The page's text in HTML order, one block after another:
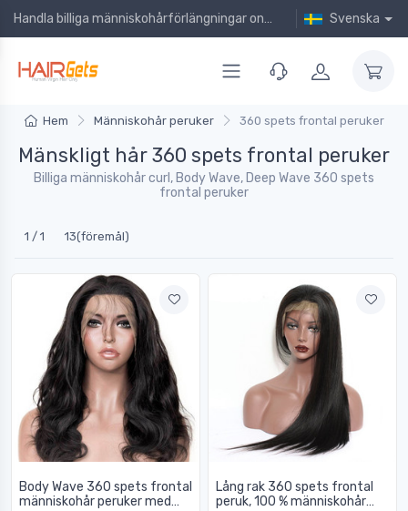
Handla billiga människohårförlängningar online! Svenska
Hem Människohår peruker 360 spets frontal peruker
Mänskligt hår 360 spets frontal peruker
Billiga människohår curl, Body Wave, Deep Wave 360 spets
frontal peruker
1 / 1 13(föremål)
Body Wave 360 spets frontal
människohår peruker med
Lång rak 360 spets frontal
peruk, 100 % människohår